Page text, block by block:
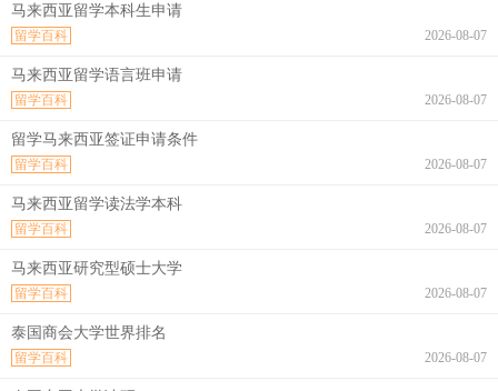
马来西亚留学本科生申请
2026-08-07
留学百科
马来西亚留学语言班申请
2026-08-07
留学百科
留学马来西亚签证申请条件
2026-08-07
留学百科
马来西亚留学读法学本科
2026-08-07
留学百科
马来西亚研究型硕士大学
2026-08-07
留学百科
泰国商会大学世界排名
2026-08-07
留学百科